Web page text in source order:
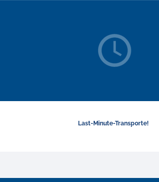
Last-Minute-Transporte!